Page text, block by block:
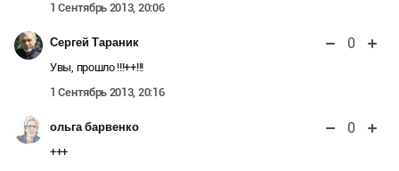
1 Сентябрь 2013, 20:06
Сергей Тараник 0
Увы, прошло !!!++!!!
1 Сентябрь 2013, 20:16
ольга барвенко 0
+++